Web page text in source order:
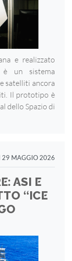
e realizzato
è un sistema
satelliti ancora
Il prototipo è
dello Spazio di
29 MAGGIO 2026
ASI E
“ICE